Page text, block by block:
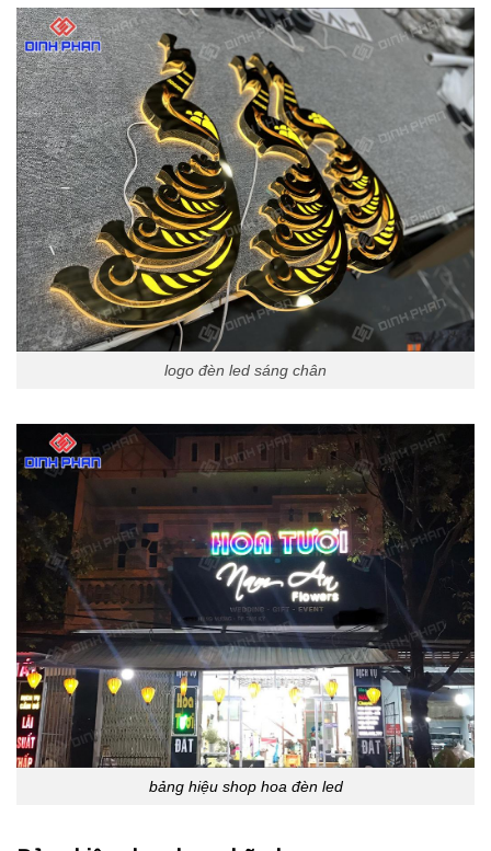
logo đèn led sáng chân
bảng hiệu shop hoa đèn led